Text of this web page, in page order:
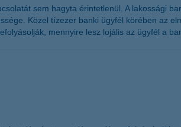
sem hagyta érintetlenül. A lakossági
Közel tízezer banki ügyfél körében az
mennyire lesz lojális az ügyfél a